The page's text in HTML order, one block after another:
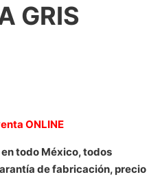
GRIS
ONLINE
todo México, todos
de fabricación, precio